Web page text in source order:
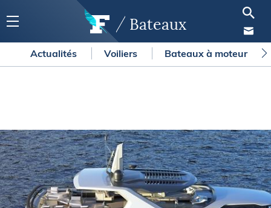
Bateaux
Actualités Voiliers Bateaux à moteur